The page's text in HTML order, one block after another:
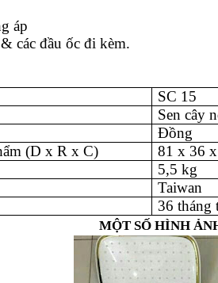
áp
các đầu ốc đi kèm.
SC 15
Sen cây
Đồng
(D x R x C)
81 x 36
5,5 kg
Taiwan
36 tháng
MỘT SỐ HÌNH